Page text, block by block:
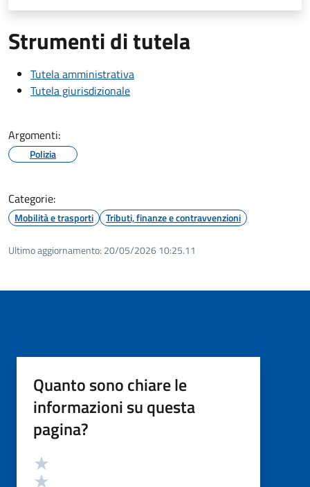
Strumenti di tutela
Tutela amministrativa
Tutela giurisdizionale
Argomenti:
Polizia
Categorie:
Mobilità e trasporti Tributi, finanze e contravvenzioni
Ultimo aggiornamento: 20/05/2026 10:25.11
Quanto sono chiare le
informazioni su questa
pagina?
Valutazione